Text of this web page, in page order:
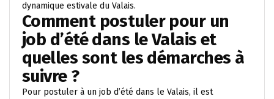
dynamique estivale du Valais.
Comment postuler pour un
job d’été dans le Valais et
quelles sont les démarches à
suivre ?
Pour postuler à un job d’été dans le Valais, il est